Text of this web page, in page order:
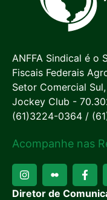
ANFFA Sindical é o
Fiscais Federais
Setor Comercial
Jockey Club -
(61)3224-0364 /
Acompanhe nas
Diretor de